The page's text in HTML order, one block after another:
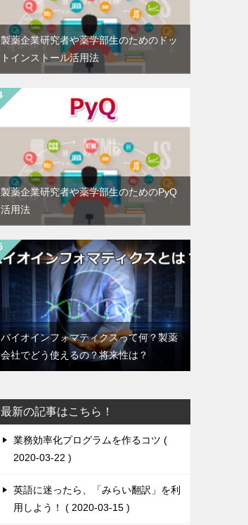
製薬企業研究者や薬学部生のためのドッ
トインストール活用法
製薬企業研究者や薬学部生のためのPyQ
活用法
バイオインフォマティクスって何？製薬
会社でどう使えるの？将来性は？
最新の記事はこちら！
業務効率化プログラムを作るコツ
2020-03-22
英語に迷ったら、「みらい翻訳」を利
用しよう！
2020-03-15